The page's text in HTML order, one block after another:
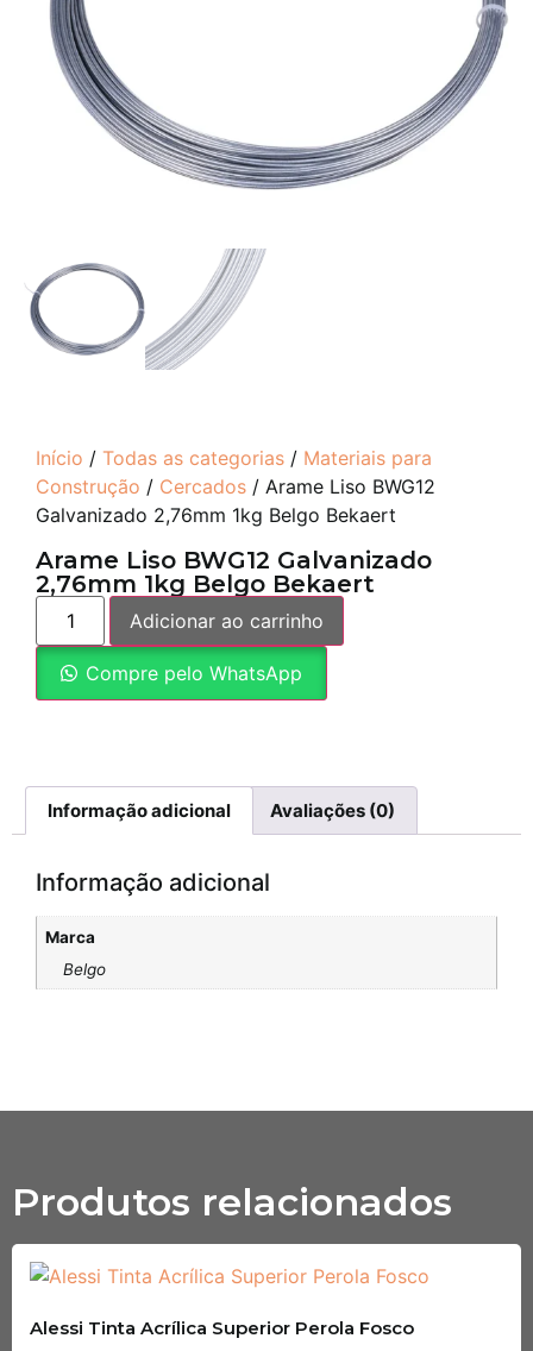
Início / Todas as categorias / Materiais para
Construção / Cercados / Arame Liso BWG12
Galvanizado 2,76mm 1kg Belgo Bekaert
Arame Liso BWG12 Galvanizado
2,76mm 1kg Belgo Bekaert
Adicionar ao carrinho
Compre pelo WhatsApp
Informação adicional Avaliações (0)
Informação adicional
Marca
Belgo
Produtos relacionados
Alessi Tinta Acrílica Superior Perola Fosco